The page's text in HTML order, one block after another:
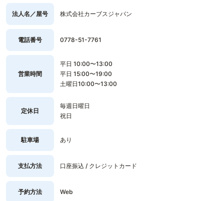
法人名／屋号 株式会社カーブスジャパン
電話番号 0778-51-7761
営業時間
平日 10:00〜13:00
平日 15:00〜19:00
土曜日10:00〜13:00
定休日
毎週日曜日
祝日
駐車場 あり
支払方法 口座振込 / クレジットカード
予約方法 Web